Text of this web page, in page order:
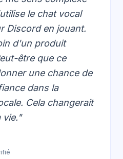
le chat vocal
Discord en jouant.
d'un produit
être que ce
une chance de
dans la
Cela changerait
vie."